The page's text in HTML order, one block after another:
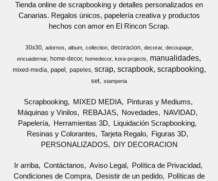
Tienda online de scrapbooking y detalles personalizados en
Canarias. Regalos únicos, papelería creativa y productos
hechos con amor en El Rincon Scrap.
30x30 adornos album collection decoracion decorar
decoupage
encuadernar
home-decor homedecor kora-projects manualidades
mixed-media papel papeles scrap scrapbook scrapbooking
set stamperia
Scrapbooking MIXED MEDIA
Pinturas y Mediums
Máquinas y Vinilos
REBAJAS Novedades
NAVIDAD
Papelería
Herramientas 3D
Liquidación Scrapbooking
Resinas y Colorantes
Tarjeta Regalo
Figuras 3D
PERSONALIZADOS
DIY DECORACION
Ir arriba Contáctanos Aviso Legal
Política de Privacidad
Condiciones de Compra
Desistir de un pedido
Políticas de